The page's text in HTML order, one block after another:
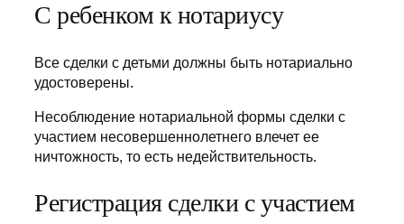
С ребенком к нотариусу
Все сделки с детьми должны быть нотариально
удостоверены.
Несоблюдение нотариальной формы сделки с
участием несовершеннолетнего влечет ее
ничтожность, то есть недействительность.
Регистрация сделки с участием